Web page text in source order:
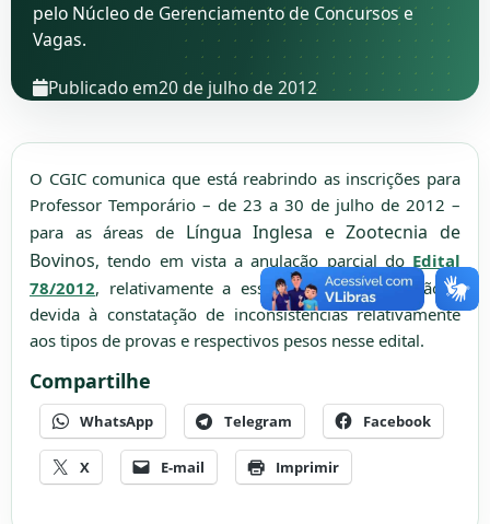
pelo Núcleo de Gerenciamento de Concursos e
Vagas.
Publicado em20 de julho de 2012
O CGIC comunica que está reabrindo as inscrições para
Professor Temporário – de 23 a 30 de julho de 2012 –
para as áreas de Língua Inglesa e Zootecnia de
Bovinos, tendo em vista a anulação parcial do Edital
78/2012, relativamente a essas áreas. Tal anulação é
devida à constatação de inconsistências relativamente
aos tipos de provas e respectivos pesos nesse edital.
Compartilhe
WhatsApp Telegram Facebook
X E-mail Imprimir